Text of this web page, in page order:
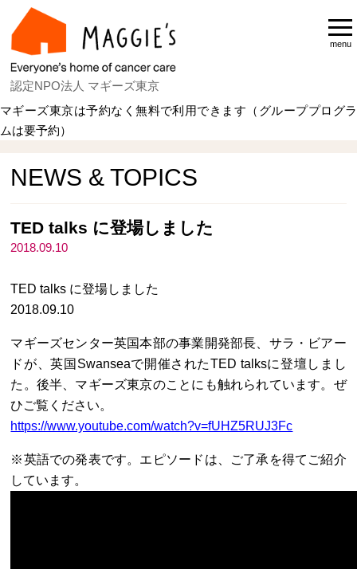
認定NPO法人 マギーズ東京
menu
マギーズ東京は予約なく無料で利用できます（グループプログラ
ムは要予約）
NEWS & TOPICS
TED talks に登場しました
2018.09.10
TED talks に登場しました
2018.09.10
マギーズセンター英国本部の事業開発部長、サラ・ビアー
ドが、英国Swanseaで開催されたTED talksに登壇しまし
た。後半、マギーズ東京のことにも触れられています。ぜ
ひご覧ください。
https://www.youtube.com/watch?v=fUHZ5RUJ3Fc
※英語での発表です。エピソードは、ご了承を得てご紹介
しています。